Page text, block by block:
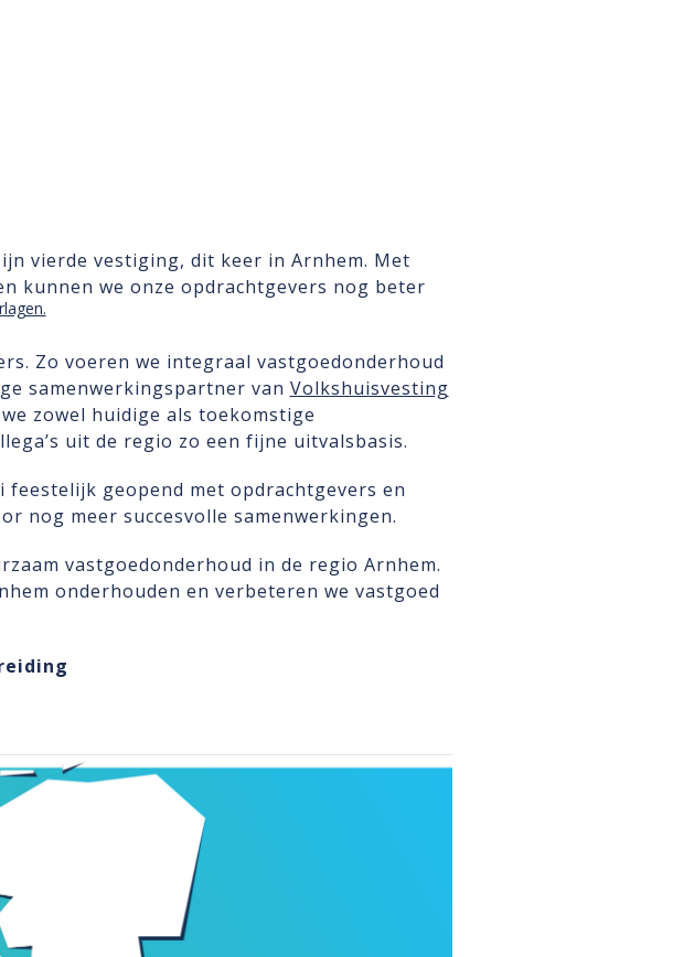
vierde vestiging, dit keer in Arnhem. Met
kunnen we onze opdrachtgevers nog beter
Zo voeren we integraal vastgoedonderhoud
samenwerkingspartner van Volkshuisvesting
zowel huidige als toekomstige
uit de regio zo een fijne uitvalsbasis.
geopend met opdrachtgevers en
nog meer succesvolle samenwerkingen.
vastgoedonderhoud in de regio Arnhem.
onderhouden en verbeteren we vastgoed